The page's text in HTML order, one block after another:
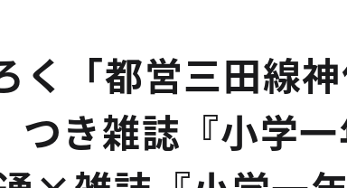
く「都営三田線
つき雑誌『小学